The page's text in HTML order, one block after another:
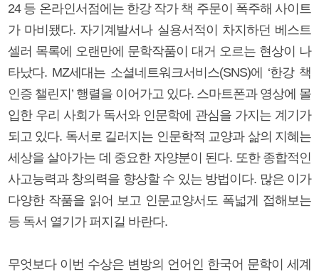
24 등 온라인서점에는 한강 작가 책 주문이 폭주해 사이트
가 마비됐다. 자기계발서나 실용서적이 차지하던 베스트
셀러 목록에 오랜만에 문학작품이 대거 오르는 현상이 나
타났다. MZ세대는 소셜네트워크서비스(SNS)에 ‘한강 책
인증 챌린지’ 행렬을 이어가고 있다. 스마트폰과 영상에 몰
입한 우리 사회가 독서와 인문학에 관심을 가지는 계기가
되고 있다. 독서로 길러지는 인문학적 교양과 삶의 지혜는
세상을 살아가는 데 중요한 자양분이 된다. 또한 종합적인
사고능력과 창의력을 향상할 수 있는 방법이다. 많은 이가
다양한 작품을 읽어 보고 인문교양서도 폭넓게 접해보는
등 독서 열기가 퍼지길 바란다.
무엇보다 이번 수상은 변방의 언어인 한국어 문학이 세계